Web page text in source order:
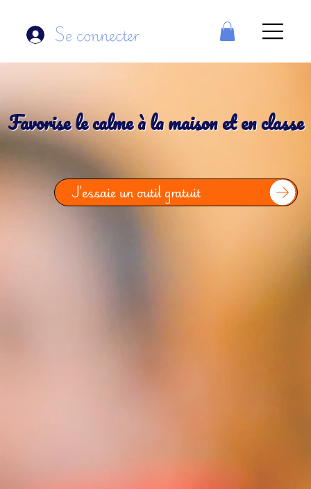
Se connecter
Favorise le calme à la maison et en classe
J'essaie un outil gratuit